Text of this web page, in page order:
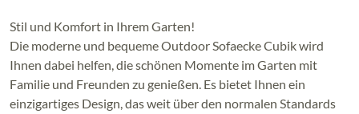
Stil und Komfort in Ihrem Garten!
Die moderne und bequeme Outdoor Sofaecke Cubik wird
Ihnen dabei helfen, die schönen Momente im Garten mit
Familie und Freunden zu genießen. Es bietet Ihnen ein
einzigartiges Design, das weit über den normalen Standards